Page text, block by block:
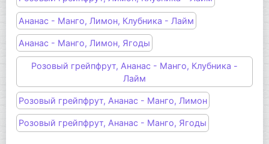
Ананас - Манго, Лимон, Клубника - Лайм
Ананас - Манго, Лимон, Ягоды
Розовый грейпфрут, Ананас - Манго, Клубника -
Лайм
Розовый грейпфрут, Ананас - Манго, Лимон
Розовый грейпфрут, Ананас - Манго, Ягоды